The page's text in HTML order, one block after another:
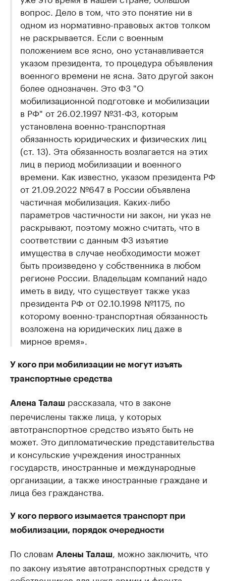
вопрос. Дело в том, что это понятие ни в
одном из нормативно-правовых актов толком
не раскрывается. Если с военным
положением все ясно, оно устанавливается
указом президента, то процедура объявления
военного времени не ясна. Зато другой закон
более однозначен. Это ФЗ "О
мобилизационной подготовке и мобилизации
в РФ" от 26.02.1997 №31-ФЗ, которым
установлена военно-транспортная
обязанность юридических и физических лиц
(ст. 13). Эта обязанность возлагается на этих
лиц в период мобилизации и военного
времени. Как известно, указом президента РФ
от 21.09.2022 №647 в России объявлена
частичная мобилизация. Каких-либо
параметров частичности ни закон, ни указ не
раскрывают, поэтому можно считать, что в
соответствии с данным ФЗ изъятие
имущества в случае необходимости может
быть произведено у собственника в любом
регионе России. Владельцам компаний надо
иметь в виду, что существует также указ
президента РФ от 02.10.1998 №1175, по
которому военно-транспортная обязанность
возложена на юридических лиц даже в
мирное время».
У кого при мобилизации не могут изъять
транспортные средства
Алена Талаш рассказала, что в законе
перечислены также лица, у которых
автотранспортное средство изъято быть не
может. Это дипломатические представительства
и консульские учреждения иностранных
государств, иностранные и международные
организации, а также иностранные граждане и
лица без гражданства.
У кого первого изымается транспорт при
мобилизации, порядок очередности
По словам Алены Талаш
, можно заключить, что
по закону изъятие автотранспортных средств у